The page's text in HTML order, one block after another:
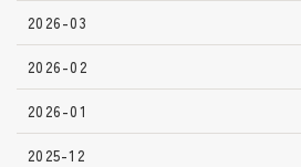
2026-03
2026-02
2026-01
2025-12